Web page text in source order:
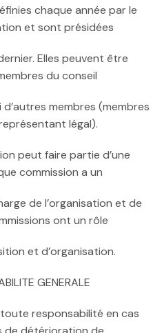
chaque année par le
et sont présidées
Elles peuvent être
du conseil
membres (membres
représentant légal).
peut faire partie d’une
commission a un
de l’organisation et de
ont un rôle
et d’organisation.
GENERALE
toute responsabilité en cas